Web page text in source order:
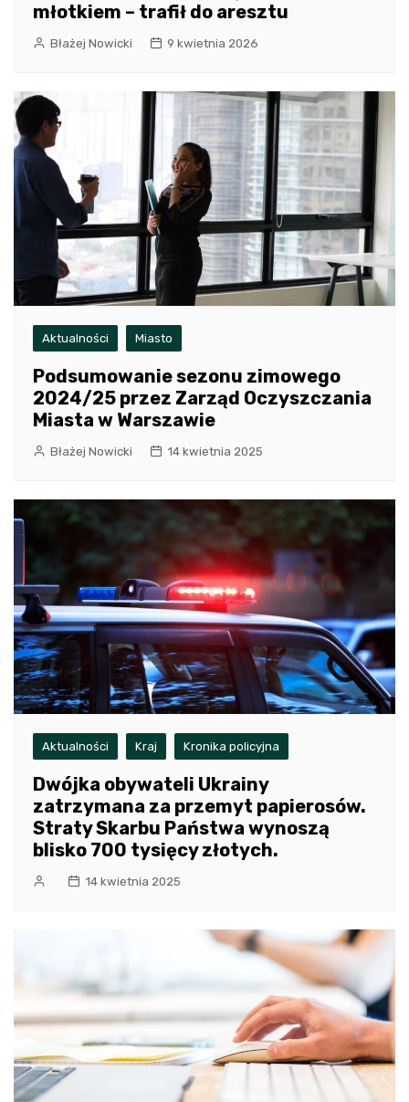
młotkiem – trafił do aresztu
Błażej Nowicki 9 kwietnia 2026
Aktualności Miasto
Podsumowanie sezonu zimowego
2024/25 przez Zarząd Oczyszczania
Miasta w Warszawie
Błażej Nowicki 14 kwietnia 2025
Aktualności Kraj Kronika policyjna
Dwójka obywateli Ukrainy
zatrzymana za przemyt papierosów.
Straty Skarbu Państwa wynoszą
blisko 700 tysięcy złotych.
14 kwietnia 2025